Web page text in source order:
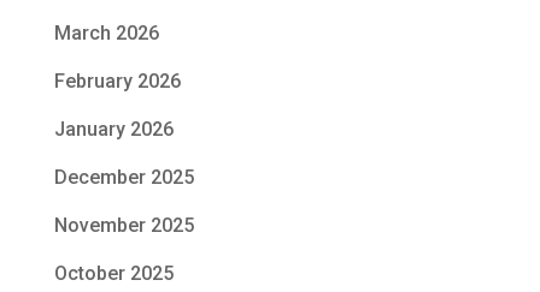
March 2026
February 2026
January 2026
December 2025
November 2025
October 2025